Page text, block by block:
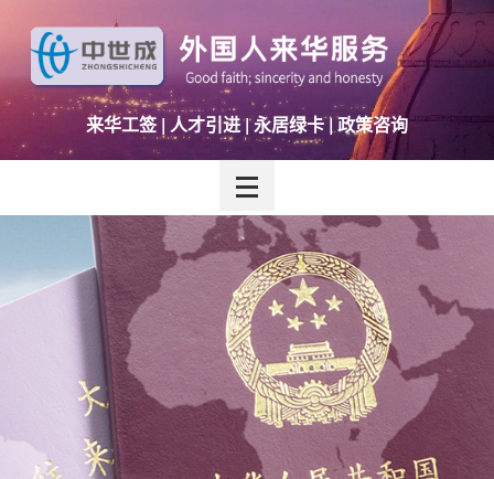
来华工签 | 人才引进 | 永居绿卡 | 政策咨询